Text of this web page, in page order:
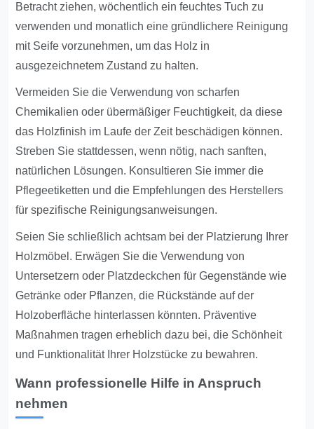
Betracht ziehen, wöchentlich ein feuchtes Tuch zu
verwenden und monatlich eine gründlichere Reinigung
mit Seife vorzunehmen, um das Holz in
ausgezeichnetem Zustand zu halten.
Vermeiden Sie die Verwendung von scharfen
Chemikalien oder übermäßiger Feuchtigkeit, da diese
das Holzfinish im Laufe der Zeit beschädigen können.
Streben Sie stattdessen, wenn nötig, nach sanften,
natürlichen Lösungen. Konsultieren Sie immer die
Pflegeetiketten und die Empfehlungen des Herstellers
für spezifische Reinigungsanweisungen.
Seien Sie schließlich achtsam bei der Platzierung Ihrer
Holzmöbel. Erwägen Sie die Verwendung von
Untersetzern oder Platzdeckchen für Gegenstände wie
Getränke oder Pflanzen, die Rückstände auf der
Holzoberfläche hinterlassen könnten. Präventive
Maßnahmen tragen erheblich dazu bei, die Schönheit
und Funktionalität Ihrer Holzstücke zu bewahren.
Wann professionelle Hilfe in Anspruch
nehmen